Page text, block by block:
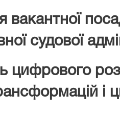
вакантної
судової
цифрового
і